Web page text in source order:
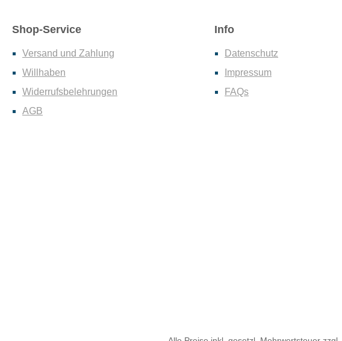
Shop-Service
Versand und Zahlung
Willhaben
Widerrufsbelehrungen
AGB
Info
Datenschutz
Impressum
FAQs